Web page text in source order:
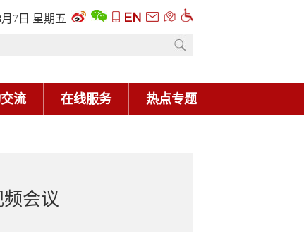
月7日 星期五
流 在线服务 热点专题
会议